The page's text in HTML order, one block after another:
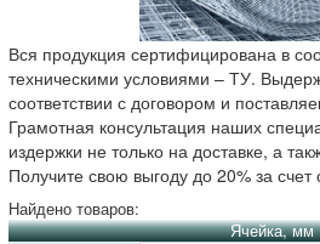
Вся продукция сертифицирована в
техническими условиями – ТУ.
соответствии с договором и
Грамотная консультация наших
издержки не только на доставке, а
Получите свою выгоду до 20% за счет
Найдено товаров:
Ячейка, мм